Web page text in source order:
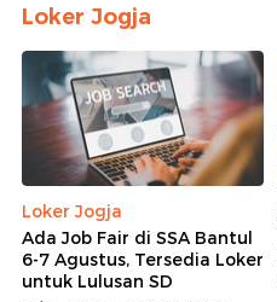
Loker Jogja
Loker Jogja
Ada Job Fair di SSA Bantul
6-7 Agustus, Tersedia Loker
untuk Lulusan SD